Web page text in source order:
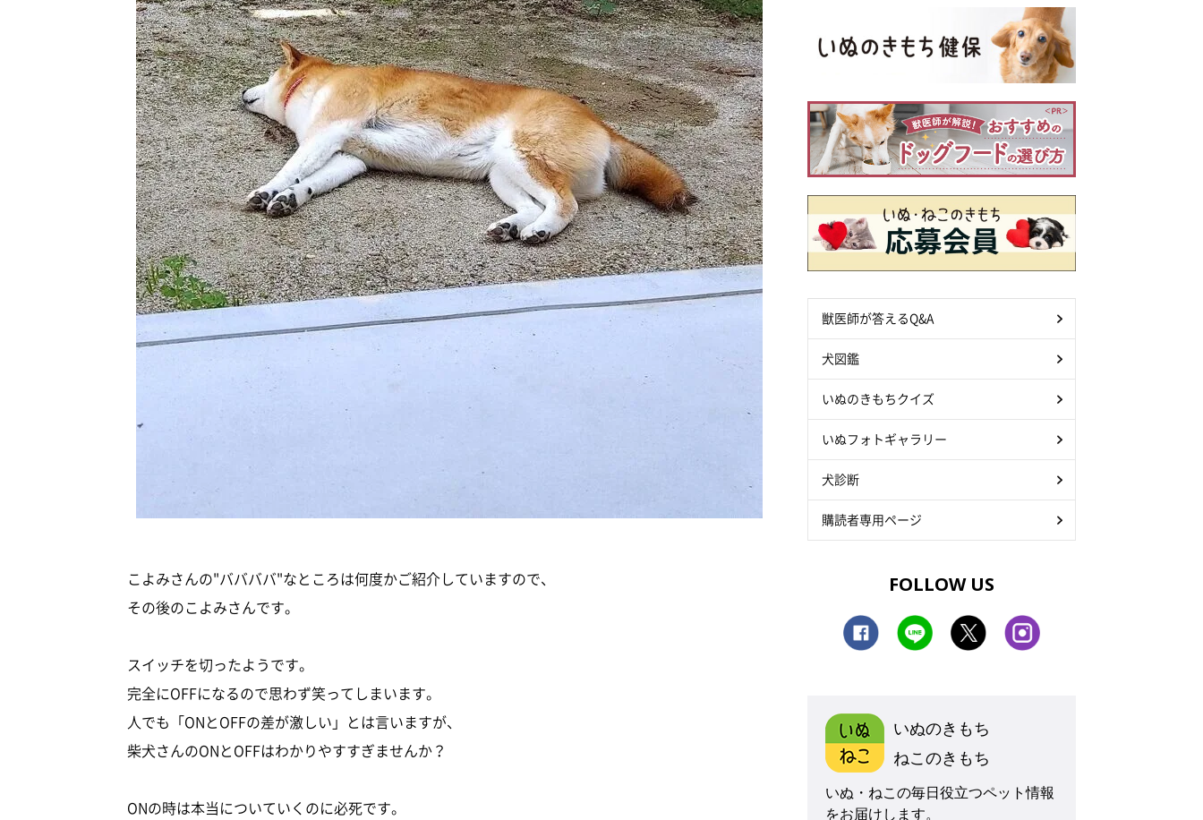
こよみさんの"ババババ"なところは何度かご紹介していますので、
その後のこよみさんです。
スイッチを切ったようです。
完全にOFFになるので思わず笑ってしまいます。
人でも「ONとOFFの差が激しい」とは言いますが、
柴犬さんのONとOFFはわかりやすすぎませんか？
ONの時は本当についていくのに必死です。
獣医師が答えるQ&A
犬図鑑
いぬのきもちクイズ
いぬフォトギャラリー
犬診断
購読者専用ページ
FOLLOW US
いぬのきもち
ねこのきもち
いぬ・ねこの毎日役立つペット情報
をお届けします。